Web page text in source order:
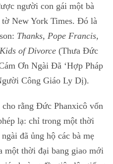
người con gái một bà
New York Times. Đó là
Thanks, Pope Francis,
of Divorce (Thưa Đức
Ơn Ngài Đã ‘Hợp Pháp
Công Giáo Ly Dị).
rằng Đức Phanxicô vốn
lạ: chỉ trong một thời
đã ủng hộ các bà mẹ
một thời đại bang giao mới